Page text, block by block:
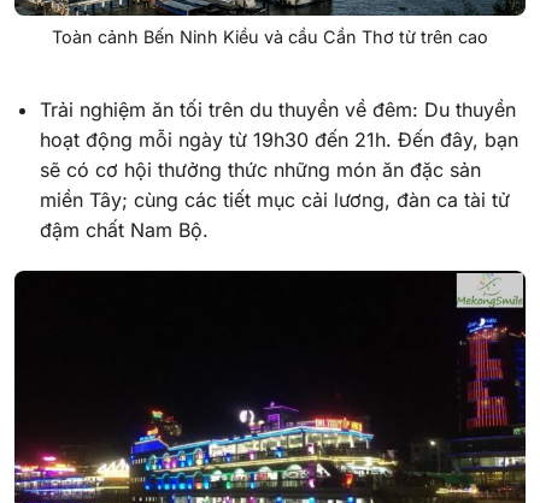
Toàn cảnh Bến Ninh Kiều và cầu Cần Thơ từ trên cao
Trải nghiệm ăn tối trên du thuyền về đêm: Du thuyền
hoạt động mỗi ngày từ 19h30 đến 21h. Đến đây, bạn
sẽ có cơ hội thưởng thức những món ăn đặc sản
miền Tây; cùng các tiết mục cải lương, đàn ca tài tử
đậm chất Nam Bộ.